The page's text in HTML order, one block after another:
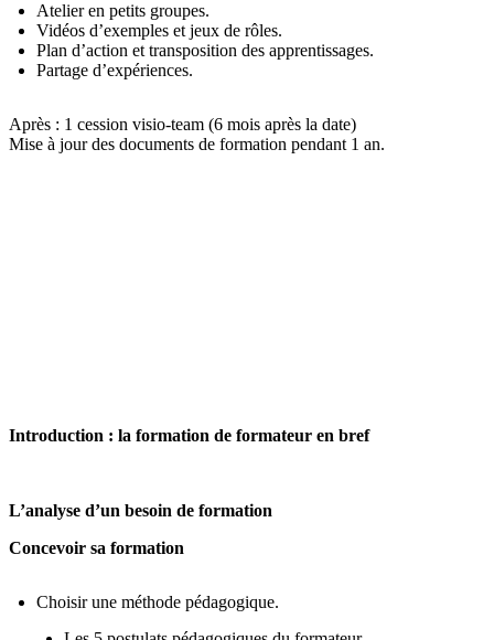
Atelier en petits groupes.
Vidéos d’exemples et jeux de rôles.
Plan d’action et transposition des apprentissages.
Partage d’expériences.
Après : 1 cession visio-team (6 mois après la date)
Mise à jour des documents de formation pendant 1 an.
Introduction : la formation de formateur en bref
L’analyse d’un besoin de formation
Concevoir sa formation
Choisir une méthode pédagogique.